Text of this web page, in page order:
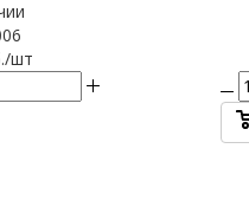
/шт